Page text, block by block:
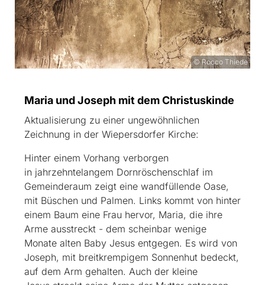
© Rocco Thiede
Maria und Joseph mit dem Christuskinde
Aktualisierung zu einer ungewöhnlichen
Zeichnung in der Wiepersdorfer Kirche:
Hinter einem Vorhang verborgen
in jahrzehntelangem Dornröschenschlaf im
Gemeinderaum zeigt eine wandfüllende Oase,
mit Büschen und Palmen. Links kommt von hinter
einem Baum eine Frau hervor, Maria, die ihre
Arme ausstreckt - dem scheinbar wenige
Monate alten Baby Jesus entgegen. Es wird von
Joseph, mit breitkrempigem Sonnenhut bedeckt,
auf dem Arm gehalten. Auch der kleine